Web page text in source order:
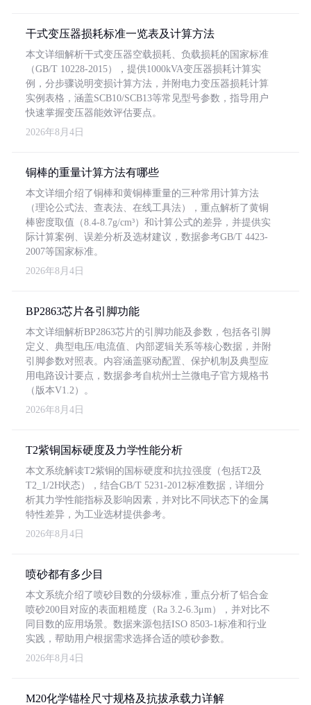
干式变压器损耗标准一览表及计算方法
本文详细解析干式变压器空载损耗、负载损耗的国家标准
（GB/T 10228-2015），提供1000kVA变压器损耗计算实
例，分步骤说明变损计算方法，并附电力变压器损耗计算
实例表格，涵盖SCB10/SCB13等常见型号参数，指导用户
快速掌握变压器能效评估要点。
2026年8月4日
铜棒的重量计算方法有哪些
本文详细介绍了铜棒和黄铜棒重量的三种常用计算方法
（理论公式法、查表法、在线工具法），重点解析了黄铜
棒密度取值（8.4-8.7g/cm³）和计算公式的差异，并提供实
际计算案例、误差分析及选材建议，数据参考GB/T 4423-
2007等国家标准。
2026年8月4日
BP2863芯片各引脚功能
本文详细解析BP2863芯片的引脚功能及参数，包括各引脚
定义、典型电压/电流值、内部逻辑关系等核心数据，并附
引脚参数对照表。内容涵盖驱动配置、保护机制及典型应
用电路设计要点，数据参考自杭州士兰微电子官方规格书
（版本V1.2）。
2026年8月4日
T2紫铜国标硬度及力学性能分析
本文系统解读T2紫铜的国标硬度和抗拉强度（包括T2及
T2_1/2H状态），结合GB/T 5231-2012标准数据，详细分
析其力学性能指标及影响因素，并对比不同状态下的金属
特性差异，为工业选材提供参考。
2026年8月4日
喷砂都有多少目
本文系统介绍了喷砂目数的分级标准，重点分析了铝合金
喷砂200目对应的表面粗糙度（Ra 3.2-6.3μm），并对比不
同目数的应用场景。数据来源包括ISO 8503-1标准和行业
实践，帮助用户根据需求选择合适的喷砂参数。
2026年8月4日
M20化学锚栓尺寸规格及抗拔承载力详解